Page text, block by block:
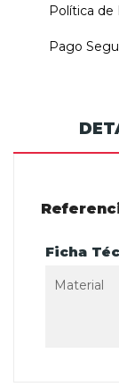
Política de
Pago
Ficha
Material